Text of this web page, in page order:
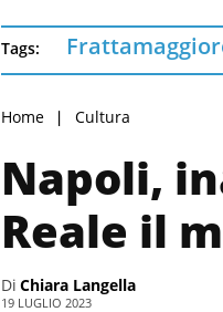
Tags:
Home Cultura
Napoli,
Reale il
Di Chiara Langella
19 LUGLIO 2023